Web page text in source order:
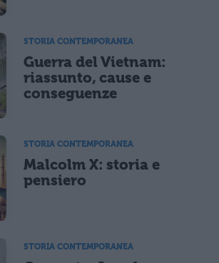
STORIA CONTEMPORANEA
Guerra del Vietnam:
riassunto, cause e
conseguenze
STORIA CONTEMPORANEA
Malcolm X: storia e
pensiero
STORIA CONTEMPORANEA